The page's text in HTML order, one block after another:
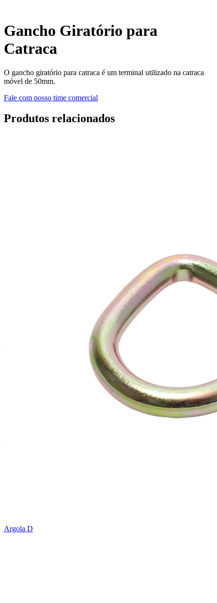
Gancho Giratório para
Catraca
O gancho giratório para catraca é um terminal utilizado na catraca
móvel de 50mm.
Fale com nosso time comercial
Produtos relacionados
Argola D